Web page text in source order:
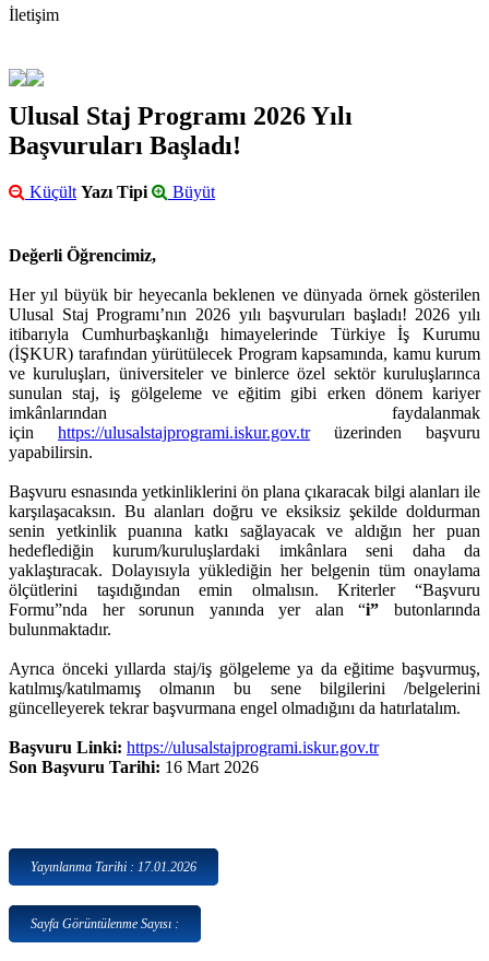
İletişim
Ulusal Staj Programı 2026 Yılı
Başvuruları Başladı!
Küçült Yazı Tipi Büyüt
Değerli Öğrencimiz,
Her yıl büyük bir heyecanla beklenen ve dünyada örnek gösterilen
Ulusal Staj Programı’nın 2026 yılı başvuruları başladı! 2026 yılı
itibarıyla Cumhurbaşkanlığı himayelerinde Türkiye İş Kurumu
(İŞKUR) tarafından yürütülecek Program kapsamında, kamu kurum
ve kuruluşları, üniversiteler ve binlerce özel sektör kuruluşlarınca
sunulan staj, iş gölgeleme ve eğitim gibi erken dönem kariyer
imkânlarından faydalanmak
için
https://ulusalstajprogrami.iskur.gov.tr
üzerinden başvuru
yapabilirsin.
Başvuru esnasında yetkinliklerini ön plana çıkaracak bilgi alanları ile
karşılaşacaksın. Bu alanları doğru ve eksiksiz şekilde doldurman
senin yetkinlik puanına katkı sağlayacak ve aldığın her puan
hedeflediğin kurum/kuruluşlardaki imkânlara seni daha da
yaklaştıracak. Dolayısıyla yüklediğin her belgenin tüm onaylama
ölçütlerini taşıdığından emin olmalısın. Kriterler “Başvuru
Formu”nda her sorunun yanında yer alan “i”butonlarında
bulunmaktadır.
Ayrıca önceki yıllarda staj/iş gölgeleme ya da eğitime başvurmuş,
katılmış/katılmamış olmanın bu sene bilgilerini /belgelerini
güncelleyerek tekrar başvurmana engel olmadığını da hatırlatalım.
Başvuru Linki: https://ulusalstajprogrami.iskur.gov.tr
Son Başvuru Tarihi: 16 Mart 2026
Yayınlanma Tarihi : 17.01.2026
Sayfa Görüntülenme Sayısı :